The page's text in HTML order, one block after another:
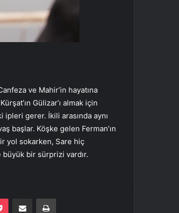
ve Mahir’in hayatına
Gülizar’ı almak için
ipleri gerer. İkili arasında aynı
başlar. Köşke gelen Ferman’ın
yol sokarken, Sare hiç
büyük bir sürprizi vardır.
Pocket E-Posta ile paylaş Yazdır